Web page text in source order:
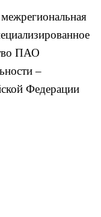
ПАО
–
Федерации